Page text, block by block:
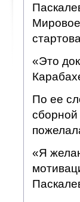
Мировое
«Это
По ее
«Я